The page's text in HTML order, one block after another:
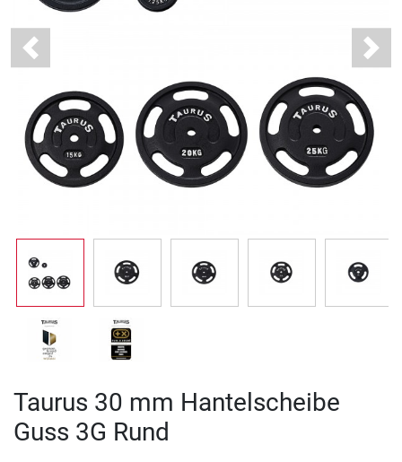
Previous Next
Taurus 30 mm Hantelscheibe
Guss 3G Rund